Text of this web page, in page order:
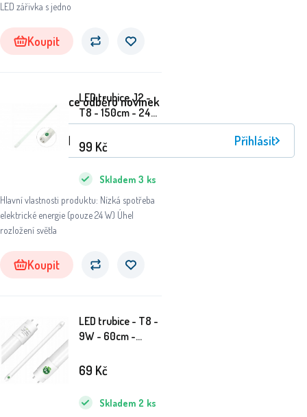
LED zářivka s jedno
Koupit
LED trubice J2 -
T8 - 150cm - 24W
- teplá bílá
Hlavní vlastnosti produktu: Nízká spotřeba
elektrické energie (pouze 24 W) Úhel
rozložení světla
Skladem 3 ks
99 Kč
Koupit
LED trubice - T8 -
9W - 60cm -
bílá
Skladem 2 ks
69 Kč
Registrace odběru novinek
Přihlásit